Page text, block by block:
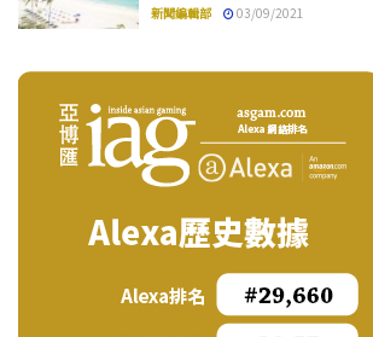
新聞編輯部 03/09/2021